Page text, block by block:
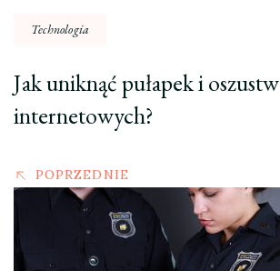
Technologia
Jak uniknąć pułapek i oszustw
internetowych?
POPRZEDNIE